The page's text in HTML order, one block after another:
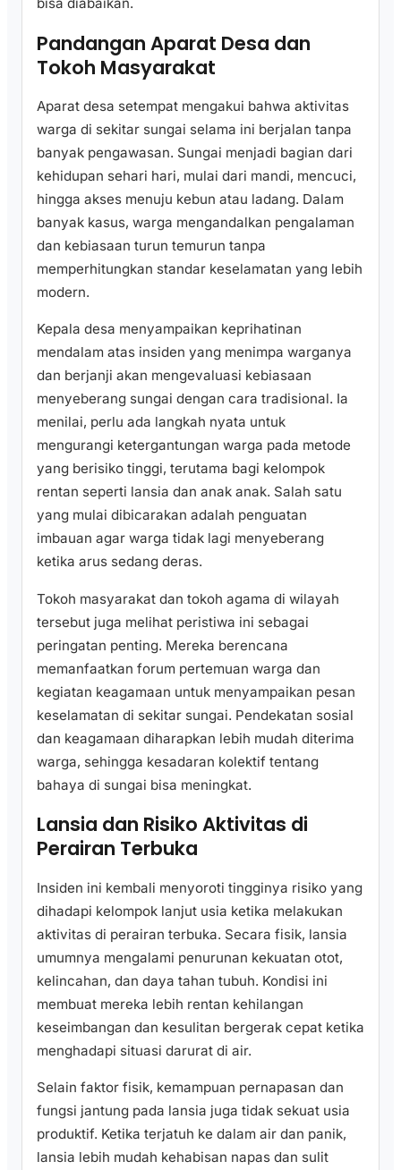
Pandangan Aparat Desa dan
Tokoh Masyarakat
Aparat desa setempat mengakui bahwa aktivitas
warga di sekitar sungai selama ini berjalan tanpa
banyak pengawasan. Sungai menjadi bagian dari
kehidupan sehari hari, mulai dari mandi, mencuci,
hingga akses menuju kebun atau ladang. Dalam
banyak kasus, warga mengandalkan pengalaman
dan kebiasaan turun temurun tanpa
memperhitungkan standar keselamatan yang lebih
modern.
Kepala desa menyampaikan keprihatinan
mendalam atas insiden yang menimpa warganya
dan berjanji akan mengevaluasi kebiasaan
menyeberang sungai dengan cara tradisional. Ia
menilai, perlu ada langkah nyata untuk
mengurangi ketergantungan warga pada metode
yang berisiko tinggi, terutama bagi kelompok
rentan seperti lansia dan anak anak. Salah satu
yang mulai dibicarakan adalah penguatan
imbauan agar warga tidak lagi menyeberang
ketika arus sedang deras.
Tokoh masyarakat dan tokoh agama di wilayah
tersebut juga melihat peristiwa ini sebagai
peringatan penting. Mereka berencana
memanfaatkan forum pertemuan warga dan
kegiatan keagamaan untuk menyampaikan pesan
keselamatan di sekitar sungai. Pendekatan sosial
dan keagamaan diharapkan lebih mudah diterima
warga, sehingga kesadaran kolektif tentang
bahaya di sungai bisa meningkat.
Lansia dan Risiko Aktivitas di
Perairan Terbuka
Insiden ini kembali menyoroti tingginya risiko yang
dihadapi kelompok lanjut usia ketika melakukan
aktivitas di perairan terbuka. Secara fisik, lansia
umumnya mengalami penurunan kekuatan otot,
kelincahan, dan daya tahan tubuh. Kondisi ini
membuat mereka lebih rentan kehilangan
keseimbangan dan kesulitan bergerak cepat ketika
menghadapi situasi darurat di air.
Selain faktor fisik, kemampuan pernapasan dan
fungsi jantung pada lansia juga tidak sekuat usia
produktif. Ketika terjatuh ke dalam air dan panik,
lansia lebih mudah kehabisan napas dan sulit